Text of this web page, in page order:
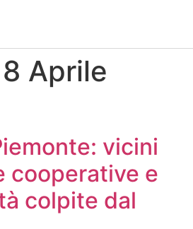
Aprile
vicini
cooperative e
colpite dal